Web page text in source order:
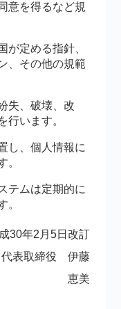
意を得るなど規
が定める指針、
、その他の規範
失、破壊、改
行います。
し、個人情報に
。
テムは定期的に
。
30年2月5日改訂
表取締役 伊藤
恵美